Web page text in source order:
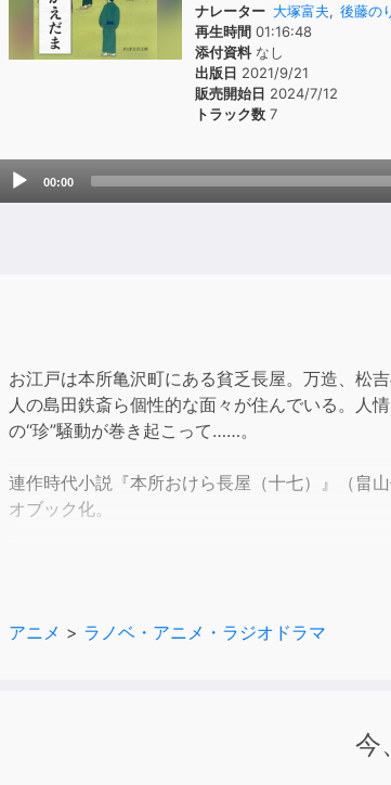
ナレーター 大塚富夫, 後藤の
再生時間 01:16:48
添付資料なし
出版日 2021/9/21
販売開始日 2024/7/12
トラック数 7
Audio
00:00
お江戸は本所亀沢町にある貧乏長屋。万造、松
人の島田鉄斎ら個性的な面々が住んでいる。人
の“珍”騒動が巻き起こって……。
連作時代小説『本所おけら長屋（十七）』（畠
オブック化。
※本作品は2022年2月14日～3月28日にIBC岩手
cKenji Hatakeyama (P)2022 Iwate
アニメ > ラノベ・アニメ・ラジオドラマ
今